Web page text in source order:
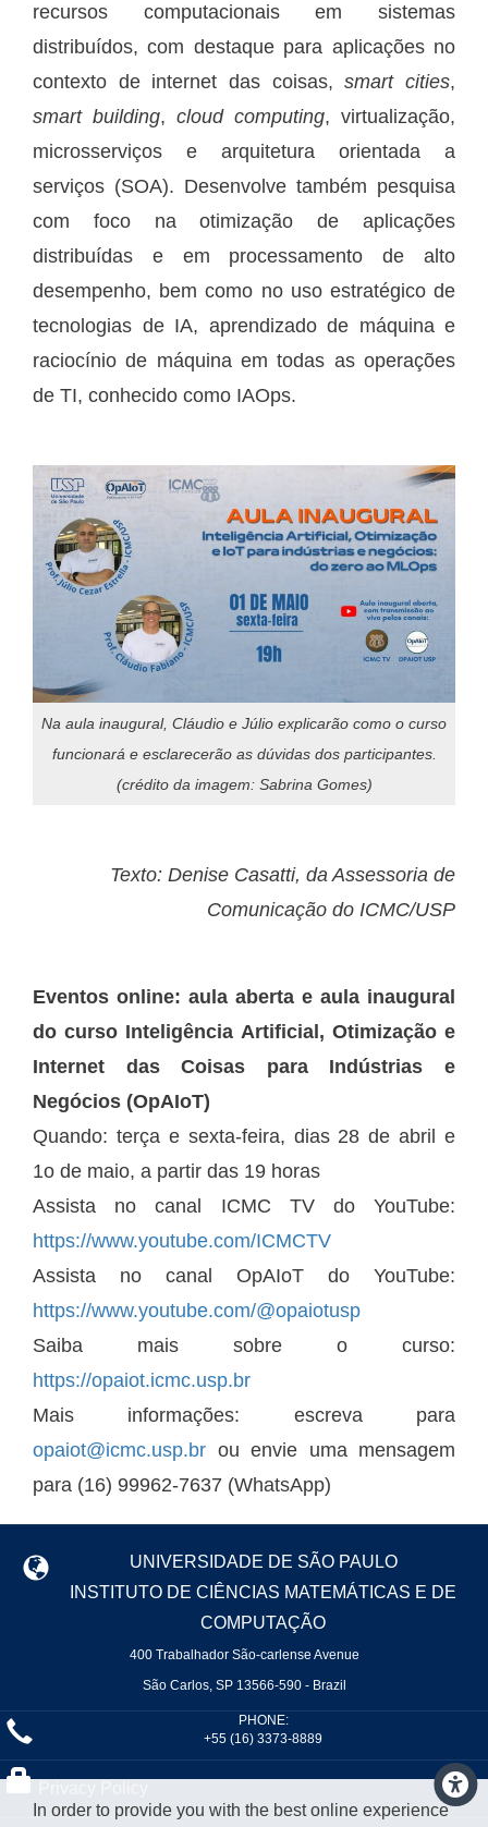
recursos computacionais em sistemas
distribuídos, com destaque para aplicações no
contexto de internet das coisas,smart cities,
smart building, cloud computing, virtualização,
microsserviços e arquitetura orientada a
serviços (SOA). Desenvolve também pesquisa
com foco na otimização de aplicações
distribuídas e em processamento de alto
desempenho, bem como no uso estratégico de
tecnologias de IA, aprendizado de máquina e
raciocínio de máquina em todas as operações
de TI, conhecido como IAOps.
Na aula inaugural, Cláudio e Júlio explicarão como o curso
funcionará e esclarecerão as dúvidas dos participantes.
(crédito da imagem: Sabrina Gomes)
Texto: Denise Casatti, da Assessoria de
Comunicação do ICMC/USP
Eventos online: aula aberta e aula inaugural
do curso Inteligência Artificial, Otimização e
Internet das Coisas para Indústrias e
Negócios (OpAIoT)
Quando: terça e sexta-feira, dias 28 de abril e
1o de maio, a partir das 19 horas
Assista no canal ICMC TV do YouTube:
https://www.youtube.com/ICMCTV
Assista no canal OpAIoT do YouTube:
https://www.youtube.com/@opaiotusp
Saiba mais sobre o curso:
https://opaiot.icmc.usp.br
Mais informações: escreva para
opaiot@icmc.usp.br ou envie uma mensagem
para (16) 99962-7637 (WhatsApp)
UNIVERSIDADE DE SÃO PAULO
INSTITUTO DE CIÊNCIAS MATEMÁTICAS E DE
COMPUTAÇÃO
400 Trabalhador São-carlense Avenue
São Carlos, SP 13566-590 - Brazil
PHONE:
+55 (16) 3373-8889
In order to provide you with the best online experience